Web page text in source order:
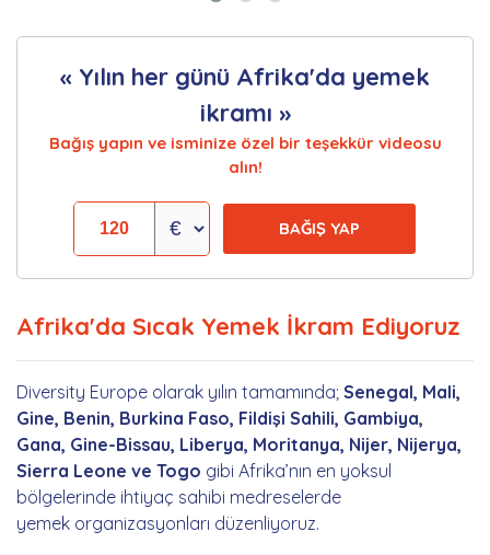
« Yılın her günü Afrika'da yemek
ikramı »
Bağış yapın ve isminize özel bir teşekkür videosu
alın!
BAĞIŞ YAP
Afrika'da Sıcak Yemek İkram Ediyoruz
Diversity Europe olarak yılın tamamında; Senegal, Mali,
Gine, Benin, Burkina Faso, Fildişi Sahili, Gambiya,
Gana, Gine-Bissau, Liberya, Moritanya, Nijer, Nijerya,
Sierra Leone ve Togo gibi Afrika’nın en yoksul
bölgelerinde ihtiyaç sahibi medreselerde
yemek organizasyonları düzenliyoruz.